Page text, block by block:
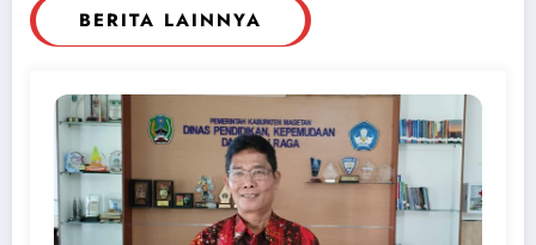
BERITA LAINNYA